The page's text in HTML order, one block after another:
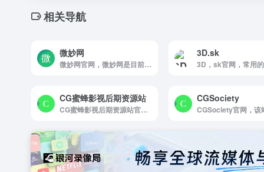
相关导航
微妙网
微妙网官网，微妙网是目前国内专业的影视和游戏动画师，特效师社区，目前已超过上万名动画师，特效师加入，这里将免费分享所有关于动画的资源和技术，CG模型下载，影视游戏动画教程，动画作品DEMO展示等。
3D.sk
CG蜜蜂影视后期资源站
CG蜜蜂影视后期资源站官网，CG蜜蜂 AE pr FCPX 达芬奇 中文汉化插件 脚本 预设 模板 素材教程资源
CGSociety